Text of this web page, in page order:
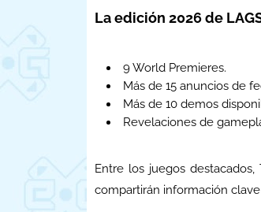
La edición 2026 de
9 World Premieres.
Más de 15 anuncios de
Más de 10 demos
Revelaciones de
Entre los juegos
compartirán información